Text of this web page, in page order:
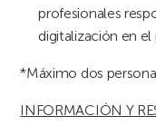
profesionales
digitalización en
*Máximo dos
INFORMACIÓN Y